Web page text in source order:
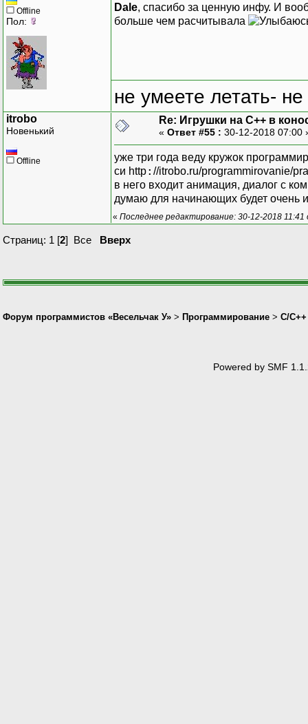
Offline
Пол:
Dale, спасибо за ценную инфу. И
больше чем расчитывала
не умеете летать-
itrobo
Новенький
Offline
Re: Игрушки на С++ в
« Ответ #55 : 30-12-2018 07:00
уже три года веду кружок
си http: //itrobo.ru/programmirovanie/
в него входит анимация, диалог с
думаю для начинающих будет очень
« Последнее редактирование: 30-12-2018 11:41
Страниц: 1 [2] Все Вверх
Форум программистов «Весельчак У» > Программирование > C/C++
Powered by SMF